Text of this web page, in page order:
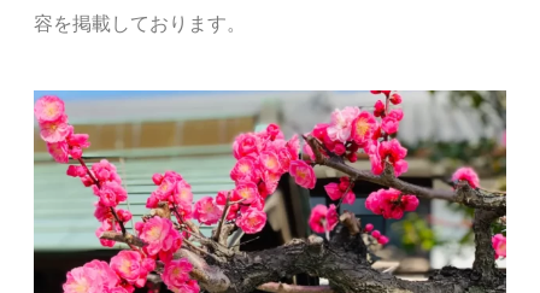
容を掲載しております。